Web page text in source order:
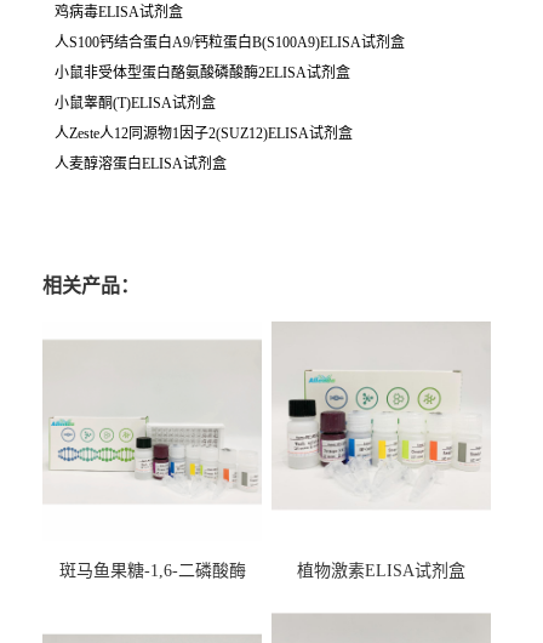
鸡病毒ELISA试剂盒
人S100钙结合蛋白A9/钙粒蛋白B(S100A9)ELISA试剂盒
小鼠非受体型蛋白酪氨酸磷酸酶2ELISA试剂盒
小鼠睾酮(T)ELISA试剂盒
人Zeste人12同源物1因子2(SUZ12)ELISA试剂盒
人麦醇溶蛋白ELISA试剂盒
相关产品：
斑马鱼果糖-1,6-二磷酸酶
盒
植物激素ELISA试剂盒